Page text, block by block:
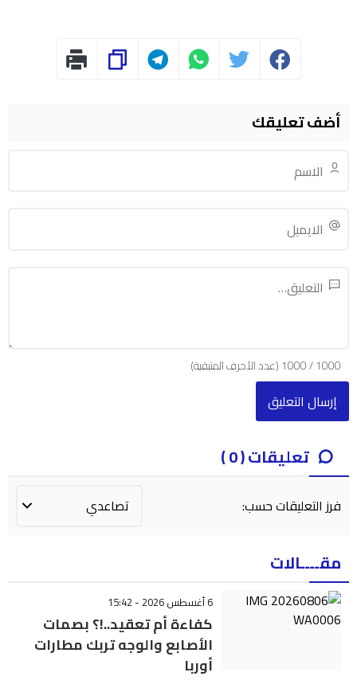
أضف تعليقك
1000
/
1000(عدد الأحرف المتبقية)
تعليقات ( 0 )
فرز التعليقات حسب:
مقــــالات
6 أغسطس 2026 - 15:42
كفاءة أم تعقيد..!؟ بصمات
الأصابع والوجه تربك مطارات
أوربا